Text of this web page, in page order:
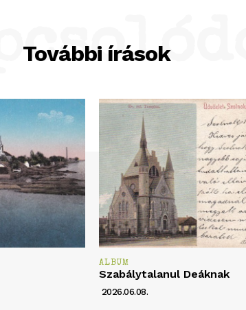
További írások
ALBUM
Szabálytalanul Deáknak
2026.06.08.